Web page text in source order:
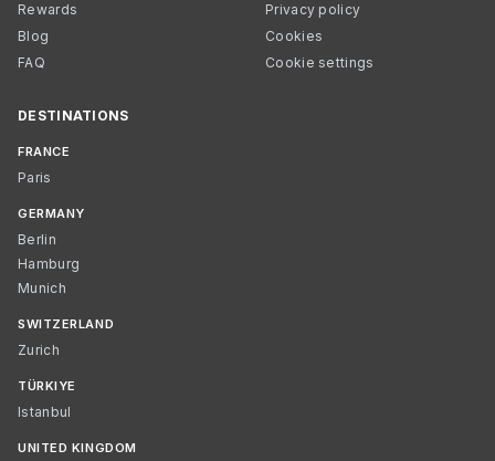
Rewards
Blog
FAQ
Privacy policy
Cookies
Cookie settings
DESTINATIONS
FRANCE
Paris
GERMANY
Berlin
Hamburg
Munich
SWITZERLAND
Zurich
TÜRKIYE
Istanbul
UNITED KINGDOM